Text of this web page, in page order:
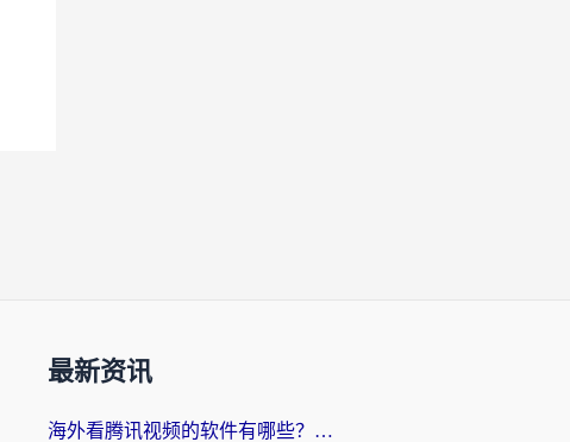
最新资讯
海外看腾讯视频的软件有哪些？2026实测有效，留学生都在用的回国加速器指南